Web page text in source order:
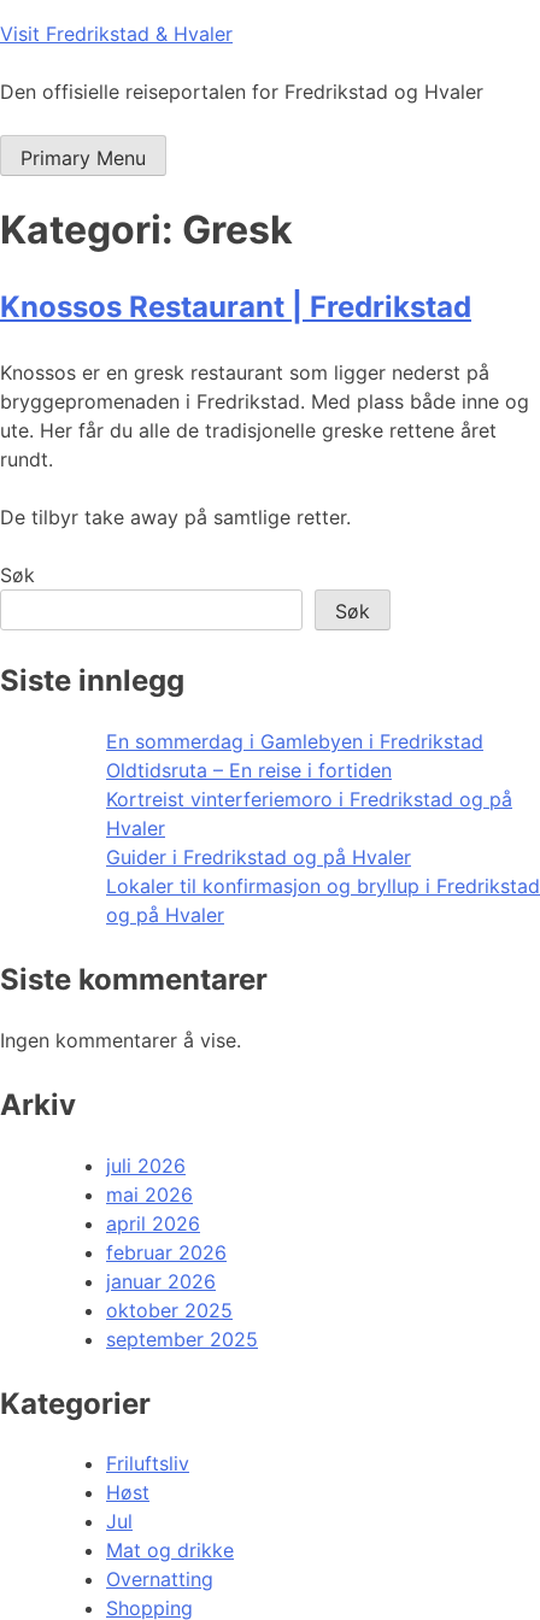
Skip
content
Visit Fredrikstad & Hvaler
Den offisielle reiseportalen for Fredrikstad og Hvaler
Primary Menu
Kategori: Gresk
Knossos Restaurant | Fredrikstad
Knossos er en gresk restaurant som ligger nederst på
bryggepromenaden i Fredrikstad. Med plass både inne og
ute. Her får du alle de tradisjonelle greske rettene året
rundt.
De tilbyr take away på samtlige retter.
Søk
Søk
Siste innlegg
En sommerdag i Gamlebyen i Fredrikstad
Oldtidsruta – En reise i fortiden
Kortreist vinterferiemoro i Fredrikstad og på
Hvaler
Guider i Fredrikstad og på Hvaler
Lokaler til konfirmasjon og bryllup i Fredrikstad
og på Hvaler
Siste kommentarer
Ingen kommentarer å vise.
Arkiv
juli 2026
mai 2026
april 2026
februar 2026
januar 2026
oktober 2025
september 2025
Kategorier
Friluftsliv
Høst
Jul
Mat og drikke
Overnatting
Shopping